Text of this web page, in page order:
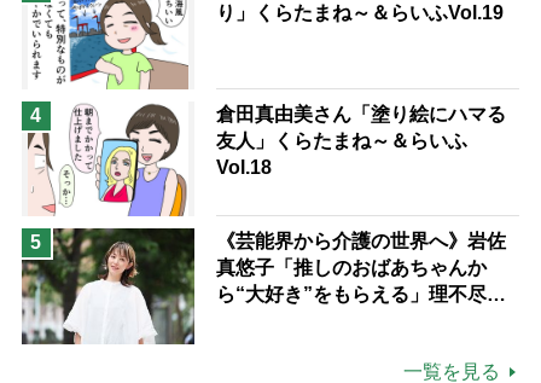
り」くらたまね～＆らいふVol.19
4
倉田真由美さん「塗り絵にハマる
友人」くらたまね～＆らいふ
Vol.18
5
《芸能界から介護の世界へ》岩佐
真悠子「推しのおばあちゃんか
ら“大好き”をもらえる」理不尽さ
一覧を見る